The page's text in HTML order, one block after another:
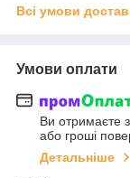
Всі умови
Умови оплати
Ви отримаєте
або гроші
Детальніше